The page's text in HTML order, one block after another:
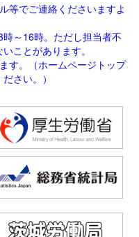
等でご連絡くださいますよ
～16時。ただし担当者不
ことがあります。
す。（ホームページトップ
さい。）